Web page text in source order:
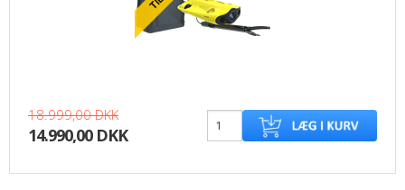
18.999,00 DKK
14.990,00 DKK